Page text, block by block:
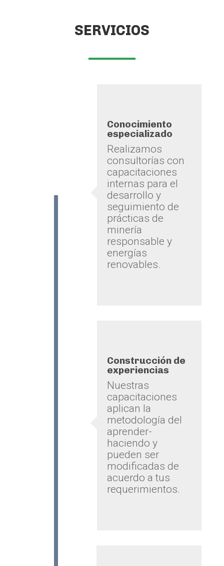
SERVICIOS
Conocimiento
especializado
Realizamos
consultorías con
capacitaciones
internas para el
desarrollo y
seguimiento de
prácticas de
minería
responsable y
energías
renovables.
Construcción de
experiencias
Nuestras
capacitaciones
aplican la
metodología del
aprender-
haciendo y
pueden ser
modificadas de
acuerdo a tus
requerimientos.